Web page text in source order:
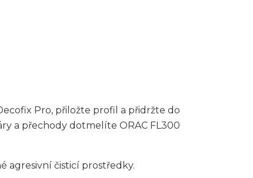
Pro, přiložte profil a přidržte do
a přechody dotmelíte ORAC FL300
agresivní čisticí prostředky.